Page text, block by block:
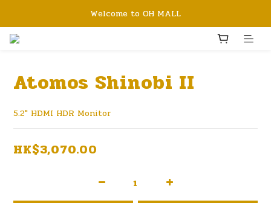
Welcome to OH MALL
Atomos Shinobi II
5.2" HDMI HDR Monitor
HK$3,070.00